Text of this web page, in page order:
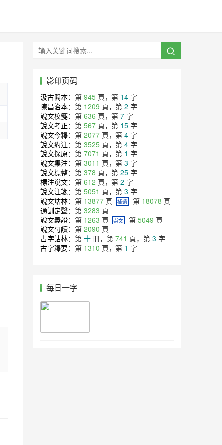
影印页码
汲古閣本：第 945 頁，第 14 字
陳昌治本：第 1209 頁，第 2 字
說文校箋：第 636 頁，第 7 字
說文考正：第 567 頁，第 15 字
說文今釋：第 2077 頁，第 4 字
說文約注：第 3525 頁，第 4 字
說文探原：第 7071 頁，第 1 字
說文集注：第 3011 頁，第 3 字
說文標整：第 378 頁，第 25 字
標注說文：第 612 頁，第 2 字
說文注箋：第 5051 頁，第 3 字
說文詁林：第 13877 頁 補遺 第 18078 頁
通訓定聲：第 3283 頁
說文義證：第 1263 頁 崇文 第 5049 頁
說文句讀：第 2090 頁
古字詁林：第 十 冊，第 741 頁，第 3 字
古字釋要：第 1310 頁，第 1 字
每日一字